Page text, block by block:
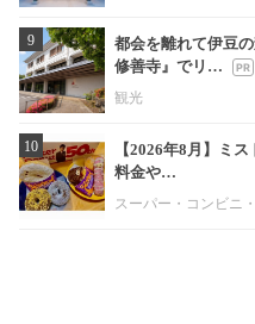
9
都会を離れて伊豆
修善寺』でリ…
観光
10
【2026年8月】ミ
料金や…
スーパー・コンビニ